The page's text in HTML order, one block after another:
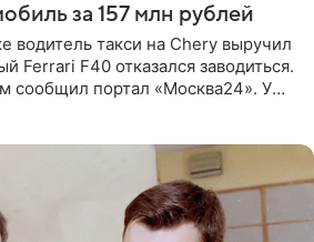
за 157 млн рублей
водитель такси на Chery выручил
Ferrari F40 отказался заводиться.
сообщил портал «Москва24». У